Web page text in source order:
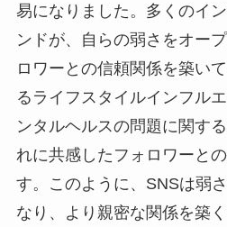
易になりました。多くのイ
ンドが、自らの弱さをオー
ロワーとの信頼関係を築い
るライフスタイルインフル
ンタルヘルスの問題に関す
れに共感したフォロワーと
す。このように、SNSは弱
なり、より親密な関係を築